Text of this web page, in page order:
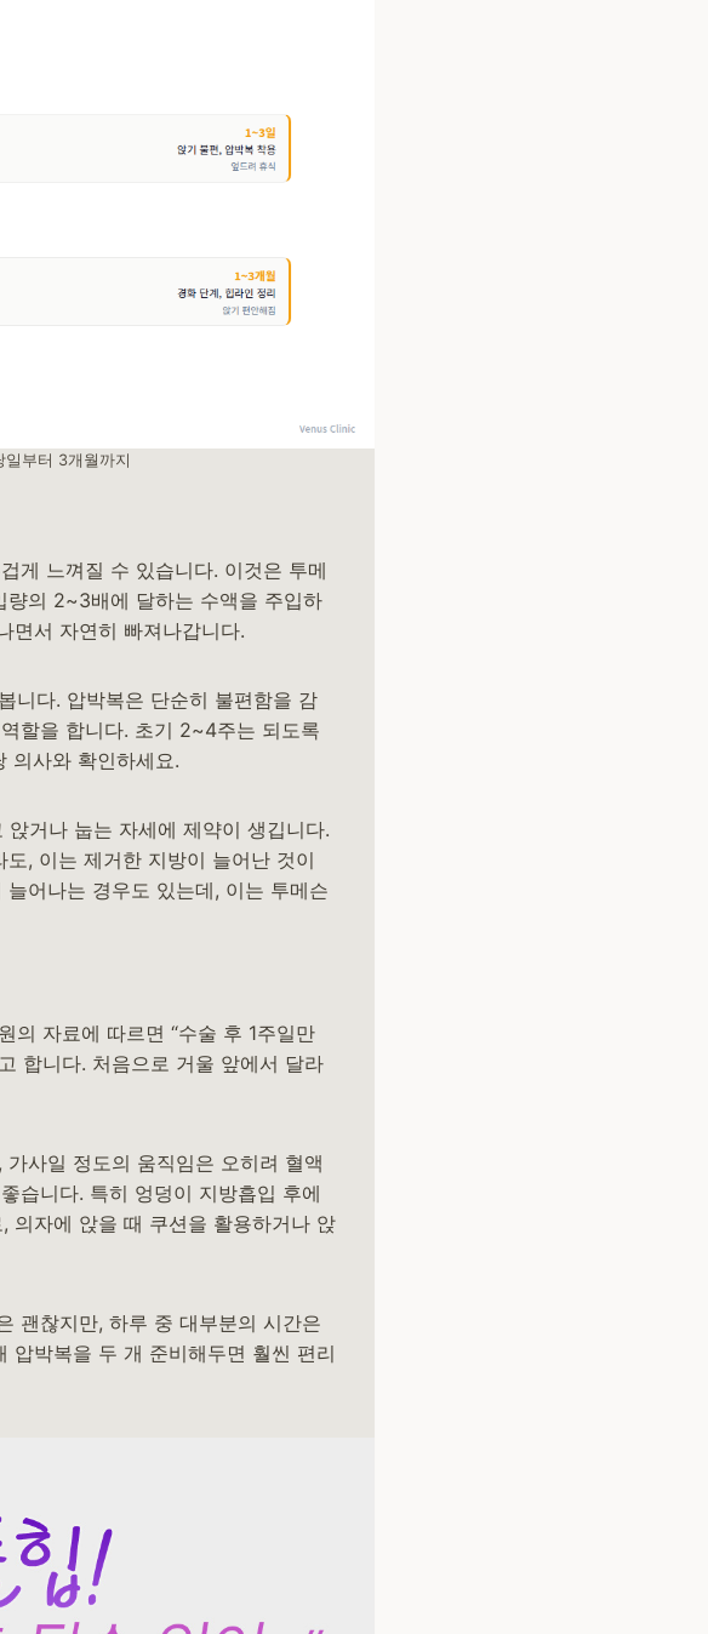
부터 3개월까지
게 느껴질 수 있습니다. 이것은 투메
량의 2~3배에 달하는 수액을 주입하
면서 자연히 빠져나갑니다.
니다. 압박복은 단순히 불편함을 감
할을 합니다. 초기 2~4주는 되도록
의사와 확인하세요.
거나 눕는 자세에 제약이 생깁니다.
, 이는 제거한 지방이 늘어난 것이
어나는 경우도 있는데, 이는 투메슨
의 자료에 따르면 “수술 후 1주일만
합니다. 처음으로 거울 앞에서 달라
사일 정도의 움직임은 오히려 혈액
습니다. 특히 엉덩이 지방흡입 후에
의자에 앉을 때 쿠션을 활용하거나 앉
괜찮지만, 하루 중 대부분의 시간은
압박복을 두 개 준비해두면 훨씬 편리